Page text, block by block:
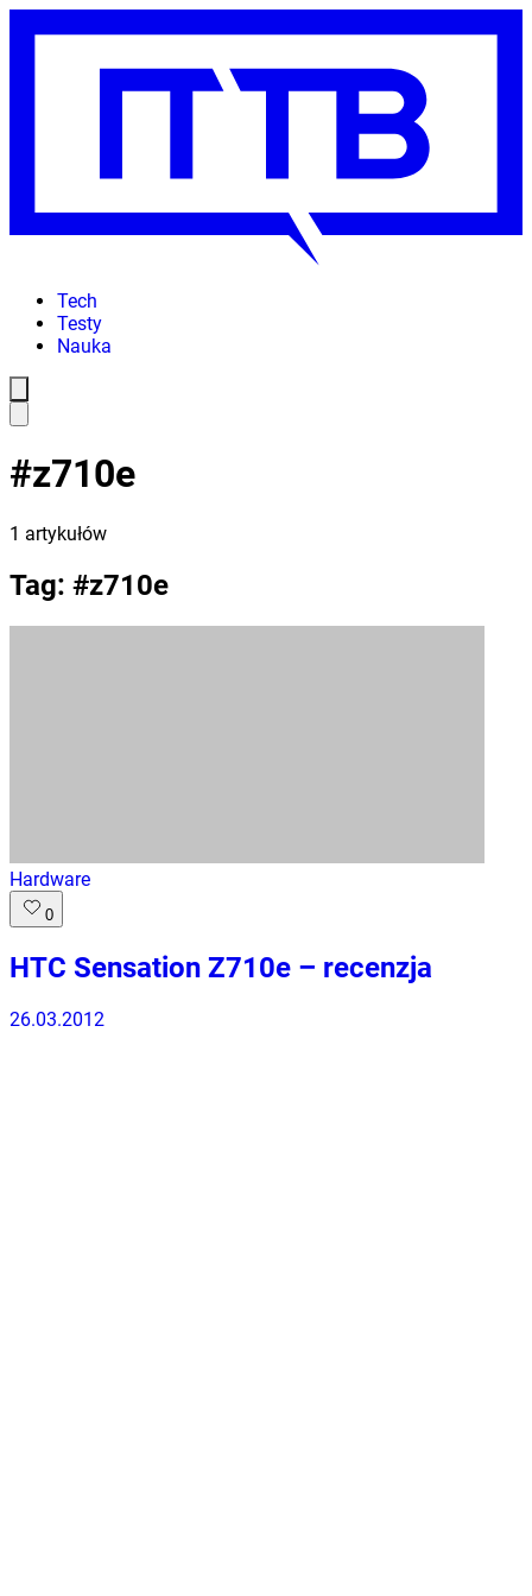
Tech
Testy
Nauka
#z710e
1 artykułów
Tag: #z710e
Hardware
0
HTC Sensation Z710e – recenzja
26.03.2012